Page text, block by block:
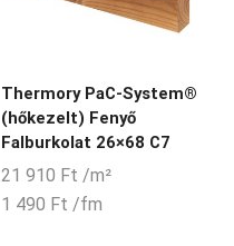
Thermory PaC-System®
(hőkezelt) Fenyő
Falburkolat 26×68 C7
21 910 Ft /m²
1 490 Ft /fm